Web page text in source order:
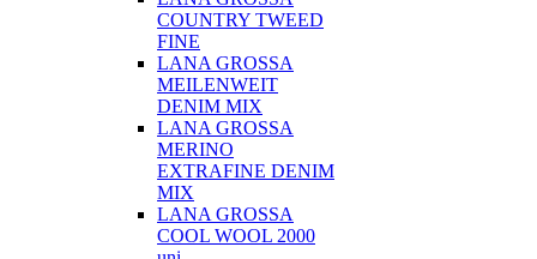
COUNTRY TWEED
FINE
LANA GROSSA
MEILENWEIT
DENIM MIX
LANA GROSSA
MERINO
EXTRAFINE DENIM
MIX
LANA GROSSA
COOL WOOL 2000